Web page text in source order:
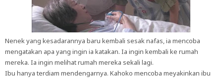
Nenek yang kesadarannya baru kembali sesak nafas, ia mencoba
mengatakan apa yang ingin ia katakan. Ia ingin kembali ke rumah
mereka. Ia ingin melihat rumah mereka sekali lagi.
Ibu hanya terdiam mendengarnya. Kahoko mencoba meyakinkan ibu